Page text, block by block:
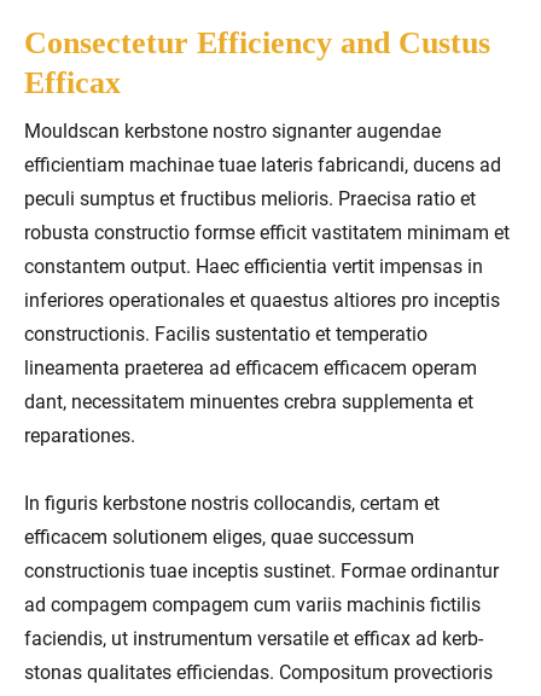
Consectetur Efficiency and Custus
Efficax
Mouldscan kerbstone nostro signanter augendae
efficientiam machinae tuae lateris fabricandi, ducens ad
peculi sumptus et fructibus melioris. Praecisa ratio et
robusta constructio formse efficit vastitatem minimam et
constantem output. Haec efficientia vertit impensas in
inferiores operationales et quaestus altiores pro inceptis
constructionis. Facilis sustentatio et temperatio
lineamenta praeterea ad efficacem efficacem operam
dant, necessitatem minuentes crebra supplementa et
reparationes.
In figuris kerbstone nostris collocandis, certam et
efficacem solutionem eliges, quae successum
constructionis tuae inceptis sustinet. Formae ordinantur
ad compagem compagem cum variis machinis fictilis
faciendis, ut instrumentum versatile et efficax ad kerb-
stonas qualitates efficiendas. Compositum provectioris